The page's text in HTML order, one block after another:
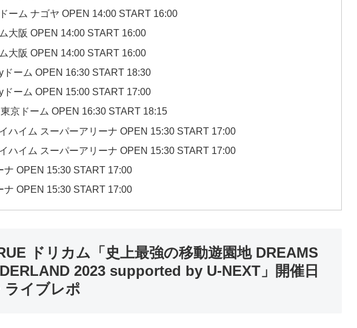
ーム ナゴヤ OPEN 14:00 START 16:00
大阪 OPEN 14:00 START 16:00
大阪 OPEN 14:00 START 16:00
ーム OPEN 16:30 START 18:30
ーム OPEN 15:00 START 17:00
京ドーム OPEN 16:30 START 18:15
ハイム スーパーアリーナ OPEN 15:30 START 17:00
ハイム スーパーアリーナ OPEN 15:30 START 17:00
ナ OPEN 15:30 START 17:00
ナ OPEN 15:30 START 17:00
ドリカム「史上最強の移動遊園地 DREAMS
2023 supported by U-NEXT」開催日
ライブレポ